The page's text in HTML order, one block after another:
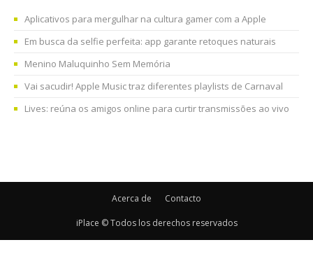
Aplicativos para mergulhar na cultura gamer com a Apple
Em busca da selfie perfeita: app garante retoques naturais
Menino Maluquinho Sem Memória
Vai sacudir! Apple Music traz diferentes playlists de Carnaval
Lives: reúna os amigos online para curtir transmissões ao vivo
Acerca de Contacto
iPlace © Todos los derechos reservados